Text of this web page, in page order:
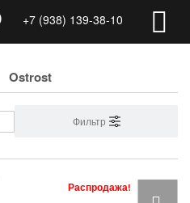
+7 (938) 139-38-10
Ostrost
Фильтр
Распродажа!